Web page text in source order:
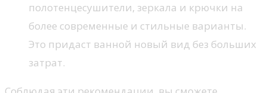
полотенцесушители, зеркала и крючки на
более современные и стильные варианты.
Это придаст ванной новый вид без больших
затрат.